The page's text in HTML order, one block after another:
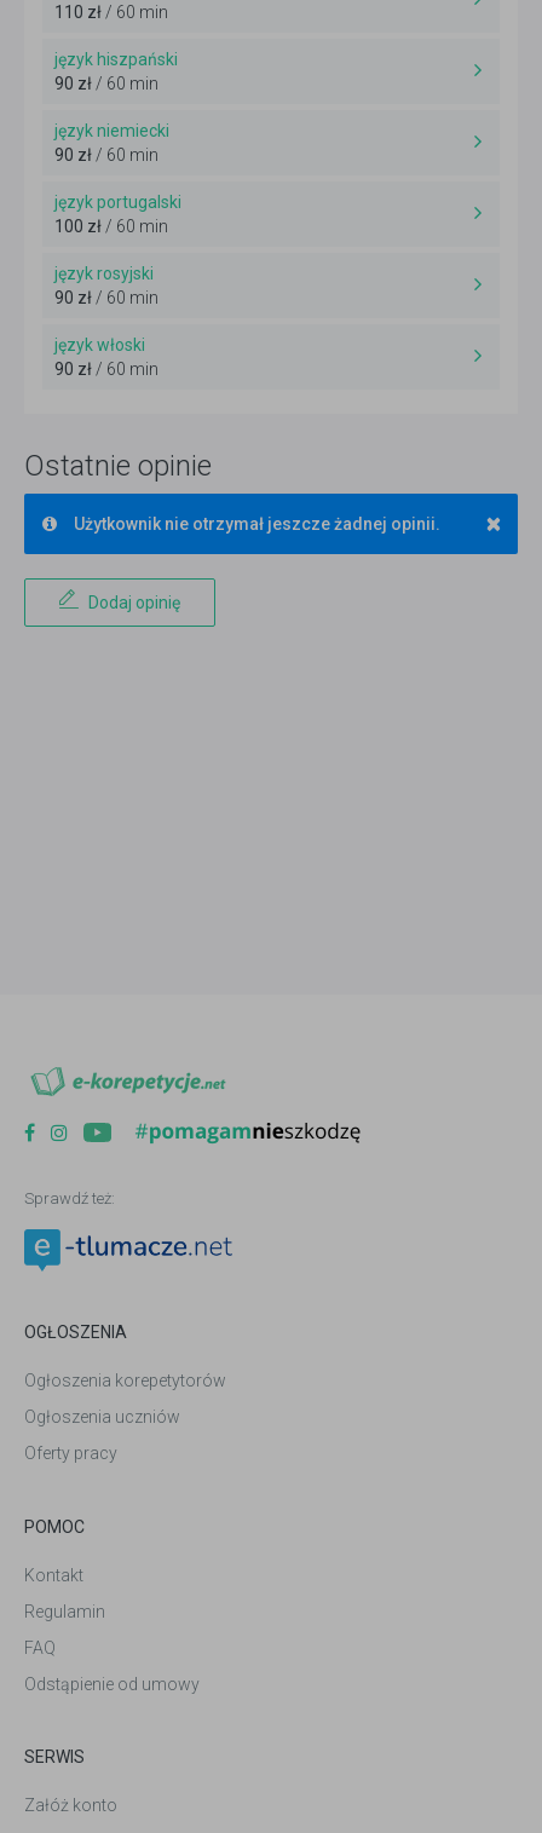
110 zł/ 60 min
język hiszpański
90 zł/ 60 min
język niemiecki
90 zł/ 60 min
język portugalski
100 zł/ 60 min
język rosyjski
90 zł/ 60 min
język włoski
90 zł/ 60 min
Ostatnie opinie
×
Użytkownik nie otrzymał jeszcze żadnej opinii.
Dodaj opinię
Sprawdź też:
OGŁOSZENIA
Ogłoszenia korepetytorów
Ogłoszenia uczniów
Oferty pracy
POMOC
Kontakt
Regulamin
FAQ
Odstąpienie od umowy
SERWIS
Załóż konto